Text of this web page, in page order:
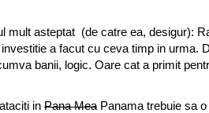
mult asteptat (de catre ea, desigur):
a facut cu ceva timp in urma.
banii, logic. Oare cat a primit
in Pana Mea Panama trebuie sa